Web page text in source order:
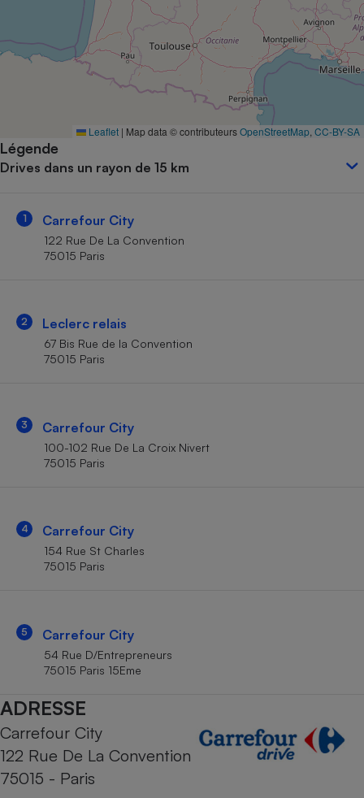
Leaflet | Map data © contributeursOpenStreetMap CC-BY-SA
Légende
Drives dans un rayon de 15 km
1 Carrefour City
122 Rue De La Convention
75015 Paris
2 Leclerc relais
67 Bis Rue de la Convention
75015 Paris
3 Carrefour City
100-102 Rue De La Croix Nivert
75015 Paris
4 Carrefour City
154 Rue St Charles
75015 Paris
5 Carrefour City
54 Rue D/Entrepreneurs
75015 Paris 15Eme
ADRESSE
Carrefour City
122 Rue De La Convention
75015 - Paris
Complément
alimentaire
Assurance emprunteur
Petit électroménager -
Cafetière à expressos
Mutuelle